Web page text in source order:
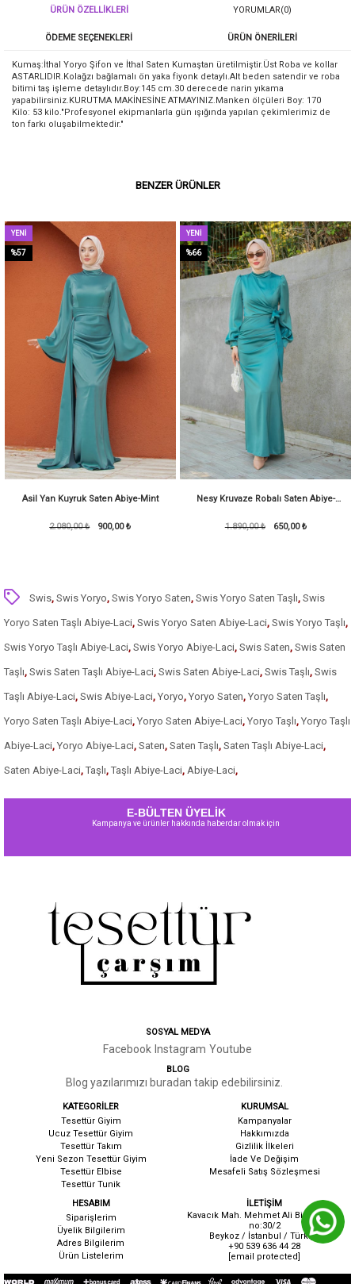
ÜRÜN ÖZELLIKLERI YORUMLAR(0)
ÖDEME SEÇENEKLERI ÜRÜN ÖNERILERI
Kumaş:İthal Yoryo Şifon ve İthal Saten Kumaştan üretilmiştir.Üst Roba ve kollar
ASTARLIDIR.Kolağzı bağlamalı ön yaka fiyonk detaylı.Alt beden satendir ve roba
bitimi taş işleme detaylıdır.Boy:145 cm.30 derecede narin yıkama
yapabilirsiniz.KURUTMA MAKİNESİNE ATMAYINIZ.Manken ölçüleri Boy: 170
Kilo: 53 kilo."Profesyonel ekipmanlarla gün ışığında yapılan çekimlerimiz de
ton farkı oluşabilmektedir."
BENZER ÜRÜNLER
Asil Yan Kuyruk Saten Abiye-Mint
900,00 ₺
2.080,00 ₺
%57
YENI
ÜRÜN
Nesy Kruvaze Robalı Saten Abiye-
KoyuMint650,00 ₺
1.890,00 ₺
%66
YENI
ÜRÜN
Swis, Swis Yoryo, Swis Yoryo Saten, Swis Yoryo Saten Taşlı, Swis
Yoryo Saten Taşlı Abiye-Laci, Swis Yoryo Saten Abiye-Laci, Swis Yoryo Taşlı,
Swis Yoryo Taşlı Abiye-Laci, Swis Yoryo Abiye-Laci, Swis Saten, Swis Saten
Taşlı, Swis Saten Taşlı Abiye-Laci, Swis Saten Abiye-Laci, Swis Taşlı, Swis
Taşlı Abiye-Laci, Swis Abiye-Laci, Yoryo, Yoryo Saten, Yoryo Saten Taşlı,
Yoryo Saten Taşlı Abiye-Laci, Yoryo Saten Abiye-Laci, Yoryo Taşlı, Yoryo Taşlı
Abiye-Laci, Yoryo Abiye-Laci, Saten, Saten Taşlı, Saten Taşlı Abiye-Laci,
Saten Abiye-Laci, Taşlı, Taşlı Abiye-Laci, Abiye-Laci,
E-BÜLTEN ÜYELİK
Kampanya ve ürünler hakkında haberdar olmak için
SOSYAL MEDYA
Facebook Instagram Youtube
BLOG
Blog yazılarımızı buradan takip edebilirsiniz.
KATEGORİLER
Tesettür Giyim
Ucuz Tesettür Giyim
Tesettür Takım
Yeni Sezon Tesettür Giyim
Tesettür Elbise
Tesettür Tunik
KURUMSAL
Kampanyalar
Hakkımızda
Gizlilik İlkeleri
İade Ve Değişim
Mesafeli Satış Sözleşmesi
HESABIM
Siparişlerim
Üyelik Bilgilerim
Adres Bilgilerim
Ürün Listelerim
İLETİŞİM
Kavacık Mah. Mehmet Ali Birand cad.
no:30/2
Beykoz / İstanbul / Türkiye
+90 539 636 44 28
[email protected]